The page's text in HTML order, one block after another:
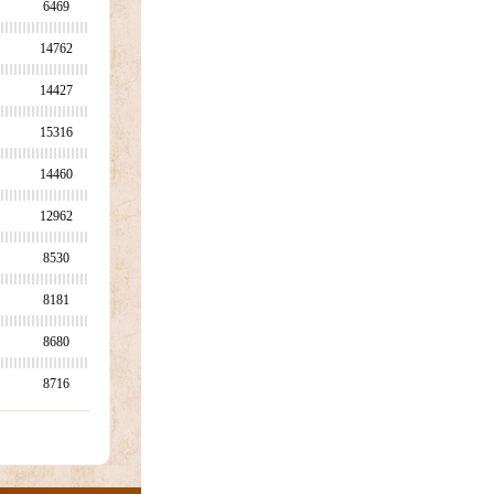
6469
14762
14427
15316
14460
12962
8530
8181
8680
8716